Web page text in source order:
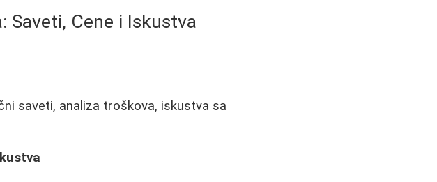
Saveti, Cene i Iskustva
saveti, analiza troškova, iskustva sa